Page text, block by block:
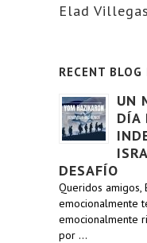
Elad Villegas
RECENT BLOG
UN
DÍA
DESAFÍO
Queridos amigos,
emocionalmente
emocionalmente
por …